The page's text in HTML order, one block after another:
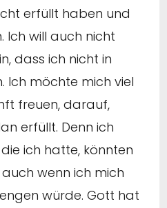
erfüllt haben und
Ich will auch nicht
dass ich nicht in
Ich möchte mich viel
freuen, darauf,
erfüllt. Denn ich
ich hatte, könnten
wenn ich mich
würde. Gott hat